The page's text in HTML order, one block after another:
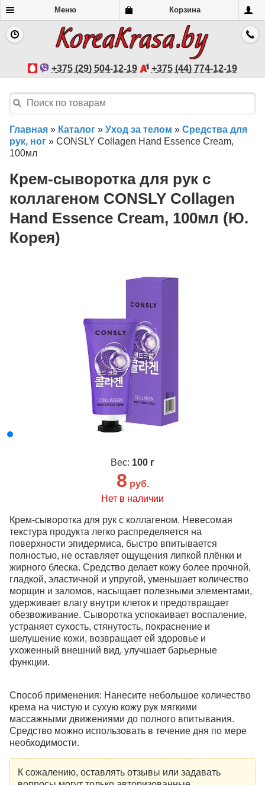
Меню Корзина
+375 (29) 504-12-19 +375 (44) 774-12-19
Главная » Каталог » Уход за телом » Средства для
рук, ног » CONSLY Collagen Hand Essence Cream,
100мл
Крем-сыворотка для рук с
коллагеном CONSLY Collagen
Hand Essence Cream, 100мл (Ю.
Корея)
Вес: 100 г
8 руб.
Нет в наличии
Крем-сыворотка для рук с коллагеном. Невесомая
текстура продукта легко распределяется на
поверхности эпидермиса, быстро впитывается
полностью, не оставляет ощущения липкой плёнки и
жирного блеска. Средство делает кожу более прочной,
гладкой, эластичной и упругой, уменьшает количество
морщин и заломов, насыщает полезными элементами,
удерживает влагу внутри клеток и предотвращает
обезвоживание. Сыворотка успокаивает воспаление,
устраняет сухость, стянутость, покраснение и
шелушение кожи, возвращает ей здоровье и
ухоженный внешний вид, улучшает барьерные
функции.
Способ применения: Нанесите небольшое количество
крема на чистую и сухую кожу рук мягкими
массажными движениями до полного впитывания.
Средство можно использовать в течение дня по мере
необходимости.
К сожалению, оставлять отзывы или задавать